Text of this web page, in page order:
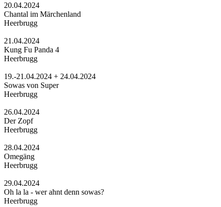
20.04.2024
Chantal im Märchenland
Heerbrugg
21.04.2024
Kung Fu Panda 4
Heerbrugg
19.-21.04.2024 + 24.04.2024
Sowas von Super
Heerbrugg
26.04.2024
Der Zopf
Heerbrugg
28.04.2024
Omegäng
Heerbrugg
29.04.2024
Oh la la - wer ahnt denn sowas?
Heerbrugg